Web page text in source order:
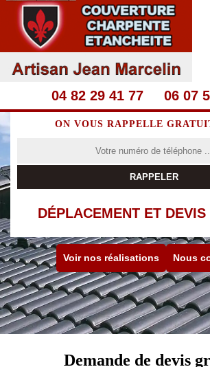
04 82 29 41 77 06 07
ON VOUS RAPPELLE
DÉPLACEMENT ET
Voir nos réalisations Nous
Demande de devis